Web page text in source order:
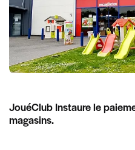
JouéClub Instaure le
magasins.